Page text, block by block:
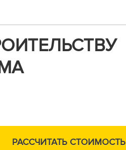
РАССЧИТАТЬ СТОИМОСТЬ